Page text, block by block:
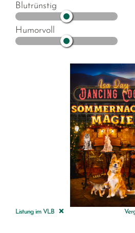
Blutrünstig
Humorvoll
Listung im VLB